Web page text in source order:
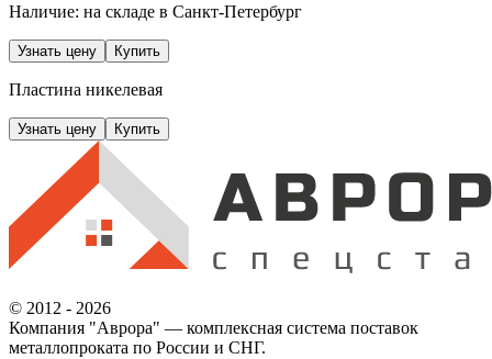
Наличие: на складе в Санкт-Петербург
Узнать цену Купить
Пластина никелевая
Узнать цену Купить
© 2012 - 2026
Компания "Аврора" — комплексная система поставок
металлопроката по России и СНГ.